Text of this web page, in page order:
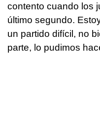
contento cuando los
último segundo.
un partido difícil, no
parte, lo pudimos